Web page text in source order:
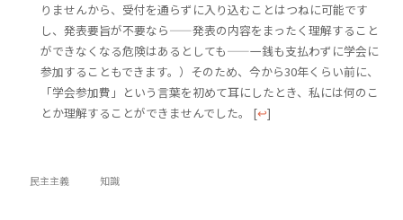
りませんから、受付を通らずに入り込むことはつねに可能です
し、発表要旨が不要なら——発表の内容をまったく理解すること
ができなくなる危険はあるとしても——一銭も支払わずに学会に
参加することもできます。）そのため、今から30年くらい前に、
「学会参加費」という言葉を初めて耳にしたとき、私には何のこ
とか理解することができませんでした。
[↩]
民主主義 知識